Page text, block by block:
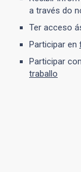
a través do
Ter acceso
Participar en
Participar
traballo